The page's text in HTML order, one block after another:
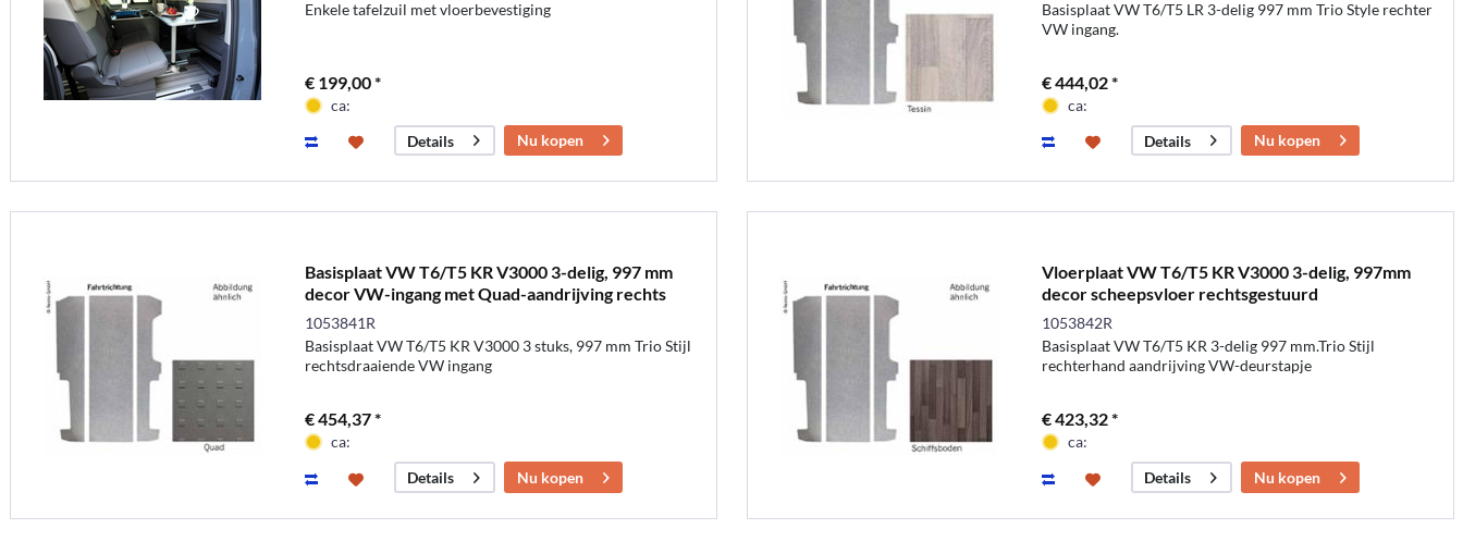
Enkele tafelzuil met vloerbevestiging
€ 199,00 *
ca:
Details
Nu kopen
Basisplaat VW T6/T5 LR 3-delig 997 mm Trio Style rechter
VW ingang.
€ 444,02 *
ca:
Details
Nu kopen
Basisplaat VW T6/T5 KR V3000 3-delig, 997 mm
decor VW-ingang met Quad-aandrijving rechts
VW-ingang
1053841R
Basisplaat VW T6/T5 KR V3000 3 stuks, 997 mm Trio Stijl
rechtsdraaiende VW ingang
€ 454,37 *
ca:
Details
Nu kopen
Vloerplaat VW T6/T5 KR V3000 3-delig, 997mm
decor scheepsvloer rechtsgestuurd
1053842R
Basisplaat VW T6/T5 KR 3-delig 997 mm.Trio Stijl
rechterhand aandrijving VW-deurstapje
€ 423,32 *
ca:
Details
Nu kopen